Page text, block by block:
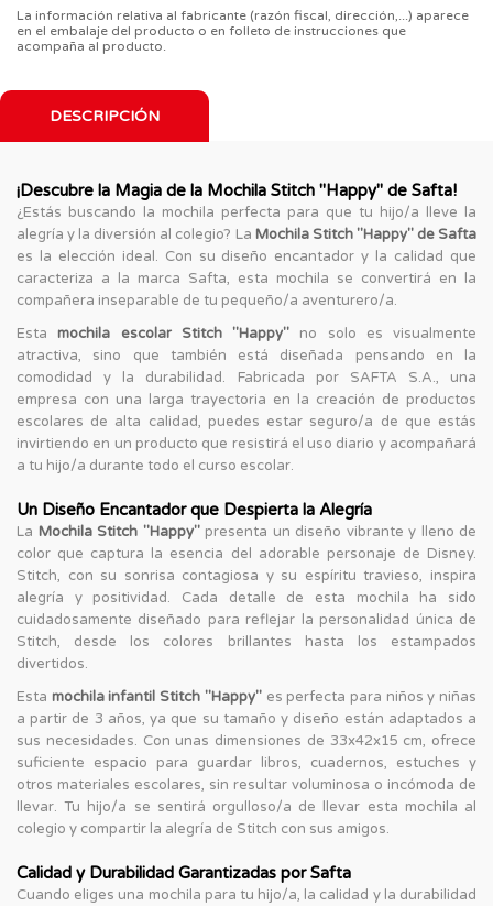
La información relativa al fabricante (razón fiscal, dirección,...) aparece
en el embalaje del producto o en folleto de instrucciones que
acompaña al producto.
DESCRIPCIÓN
¡Descubre la Magia de la Mochila Stitch "Happy" de Safta!
¿Estás buscando la mochila perfecta para que tu hijo/a lleve la
alegría y la diversión al colegio? La Mochila Stitch "Happy" de Safta
es la elección ideal. Con su diseño encantador y la calidad que
caracteriza a la marca Safta, esta mochila se convertirá en la
compañera inseparable de tu pequeño/a aventurero/a.
Estamochila escolar Stitch "Happy" no solo es visualmente
atractiva, sino que también está diseñada pensando en la
comodidad y la durabilidad. Fabricada por SAFTA S.A., una
empresa con una larga trayectoria en la creación de productos
escolares de alta calidad, puedes estar seguro/a de que estás
invirtiendo en un producto que resistirá el uso diario y acompañará
a tu hijo/a durante todo el curso escolar.
Un Diseño Encantador que Despierta la Alegría
La Mochila Stitch "Happy"presenta un diseño vibrante y lleno de
color que captura la esencia del adorable personaje de Disney.
Stitch, con su sonrisa contagiosa y su espíritu travieso, inspira
alegría y positividad. Cada detalle de esta mochila ha sido
cuidadosamente diseñado para reflejar la personalidad única de
Stitch, desde los colores brillantes hasta los estampados
divertidos.
Esta mochila infantil Stitch "Happy"es perfecta para niños y niñas
a partir de 3 años, ya que su tamaño y diseño están adaptados a
sus necesidades. Con unas dimensiones de 33x42x15 cm, ofrece
suficiente espacio para guardar libros, cuadernos, estuches y
otros materiales escolares, sin resultar voluminosa o incómoda de
llevar. Tu hijo/a se sentirá orgulloso/a de llevar esta mochila al
colegio y compartir la alegría de Stitch con sus amigos.
Calidad y Durabilidad Garantizadas por Safta
Cuando eliges una mochila para tu hijo/a, la calidad y la durabilidad